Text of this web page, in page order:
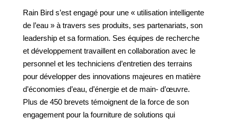
Rain Bird s’est engagé pour une « utilisation intelligente
de l’eau » à travers ses produits, ses partenariats, son
leadership et sa formation. Ses équipes de recherche
et développement travaillent en collaboration avec le
personnel et les techniciens d’entretien des terrains
pour développer des innovations majeures en matière
d’économies d’eau, d’énergie et de main- d’œuvre.
Plus de 450 brevets témoignent de la force de son
engagement pour la fourniture de solutions qui